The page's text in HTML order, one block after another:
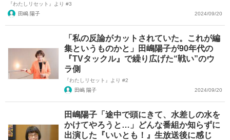
『わたしリセット』より #3
田嶋 陽子
2024/09/20
「私の反論がカットされていた。これが編
集というものかと」田嶋陽子が90年代の
『TVタックル』で繰り広げた“戦い”のウ
ラ側
『わたしリセット』より #2
田嶋 陽子
2024/09/20
田嶋陽子「途中で頭にきて、水差しの水を
かけてやろうと…」どんな番組か知らずに
出演した『いいとも！』生放送後に感じ